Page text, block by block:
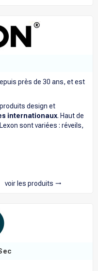
près de 30 ans, et est
design et
internationaux. Haut de
sont variées : réveils,
voir les produits trending_flat